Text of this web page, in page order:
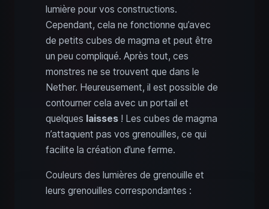
lumière pour vos constructions.
Cependant, cela ne fonctionne qu’avec
de petits cubes de magma et peut être
un peu compliqué. Après tout, ces
monstres ne se trouvent que dans le
Nether. Heureusement, il est possible de
contourner cela avec un portail et
quelques laisses ! Les cubes de magma
n’attaquent pas vos grenouilles, ce qui
facilite la création d’une ferme.
Couleurs des lumières de grenouille et
leurs grenouilles correspondantes :